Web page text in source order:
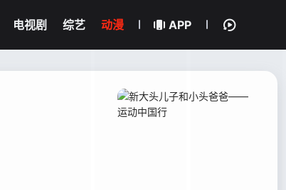
电视剧 综艺 动漫 APP